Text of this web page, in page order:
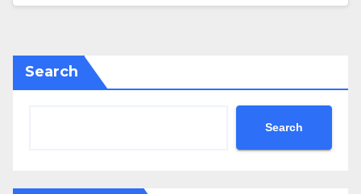
Search
Search